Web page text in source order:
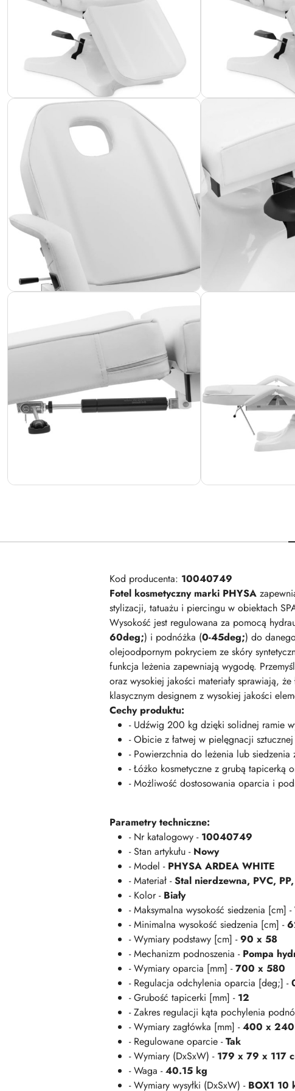
Kod producenta: 10040749
Fotel kosmetyczny marki PHYSA
stylizacji, tatuażu i piercingu w obiektach
Wysokość jest regulowana za pomocą
60deg;) i podnóżka (0-45deg;) do
olejoodpornym pokryciem ze skóry
funkcja leżenia zapewniają wygodę.
oraz wysokiej jakości materiały sprawiają, że
klasycznym designem z wysokiej jakości
Cechy produktu:
- Udźwig 200 kg dzięki solidnej ramie
- Obicie z łatwej w pielęgnacji
- Powierzchnia do leżenia lub
- Łóżko kosmetyczne z grubą tapicerką
- Możliwość dostosowania oparcia i
Parametry techniczne:
- Nr katalogowy - 10040749
- Stan artykułu - Nowy
- Model - PHYSA ARDEA WHITE
- Materiał -Stal nierdzewna, PVC,
- Kolor - Biały
- Maksymalna wysokość siedzenia [cm] -
- Minimalna wysokość siedzenia [cm] -
- Wymiary podstawy [cm] -90 x 58
- Mechanizm podnoszenia - Pompa
- Wymiary oparcia [mm] -700 x 580
- Regulacja odchylenia oparcia [deg;] -
- Grubość tapicerki [mm] - 12
- Zakres regulacji kąta pochylenia
- Wymiary zagłówka [mm] -400 x 240
- Regulowane oparcie -Tak
- Wymiary (DxSxW) - 179 x 79 x 117
- Waga -40.15 kg
- Wymiary wysyłki (DxSxW) - BOX1